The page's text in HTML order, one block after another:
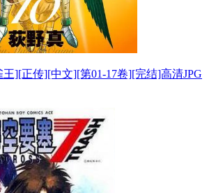
][正传][中文][第01-17卷][完结]高清JPG